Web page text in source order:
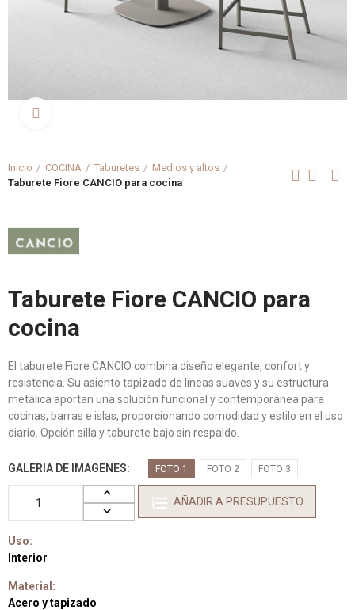
Inicio COCINA Taburetes
Medios y altos
Taburete Fiore CANCIO para cocina
Taburete Fiore CANCIO para
cocina
El taburete Fiore CANCIO combina diseño elegante, confort y
resistencia. Su asiento tapizado de líneas suaves y su estructura
metálica aportan una solución funcional y contemporánea para
cocinas, barras e islas, proporcionando comodidad y estilo en el uso
diario. Opción silla y taburete bajo sin respaldo.
GALERIA DE IMAGENES FOTO 1 FOTO 2 FOTO 3
AÑADIR A PRESUPUESTO
Uso:
Interior
Material:
Acero y tapizado